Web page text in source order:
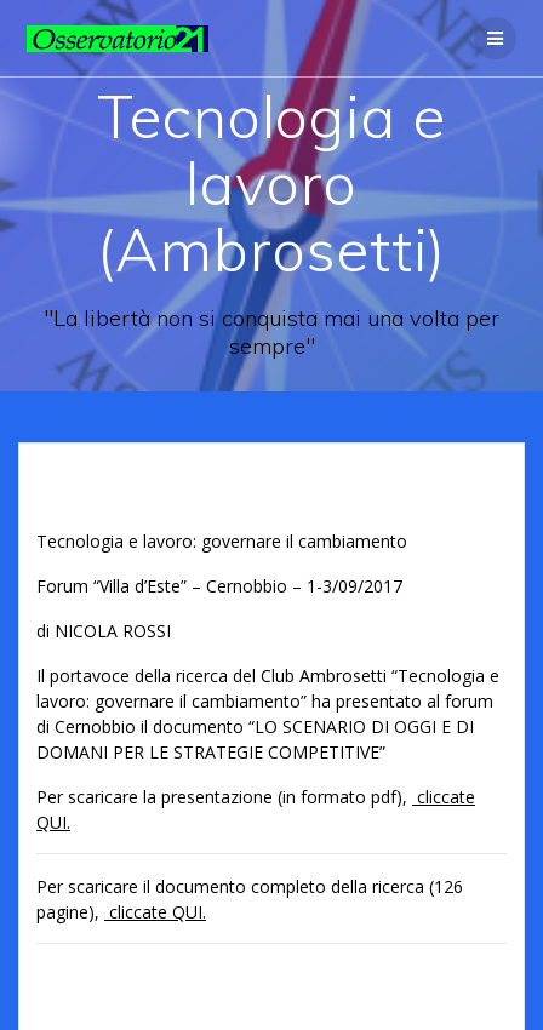
Tecnologia e
lavoro
(Ambrosetti)
"La libertà non si conquista mai una volta per
sempre"
Tecnologia e lavoro: governare il cambiamento
Forum “Villa d’Este” – Cernobbio – 1-3/09/2017
di NICOLA ROSSI
Il portavoce della ricerca del Club Ambrosetti “Tecnologia e
lavoro: governare il cambiamento” ha presentato al forum
di Cernobbio il documento “LO SCENARIO DI OGGI E DI
DOMANI PER LE STRATEGIE COMPETITIVE”
Per scaricare la presentazione (in formato pdf), cliccate
QUI.
Per scaricare il documento completo della ricerca (126
pagine), cliccate QUI.